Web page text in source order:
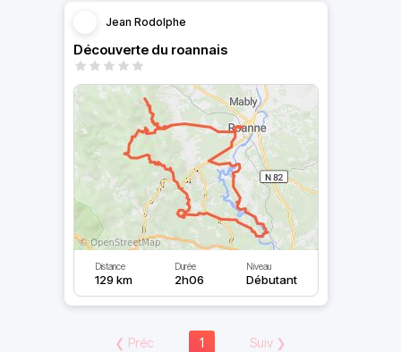
Jean Rodolphe
Découverte du roannais
Distance
129 km
Durée
2h06
Niveau
Débutant
❮ Préc 1 Suiv ❯